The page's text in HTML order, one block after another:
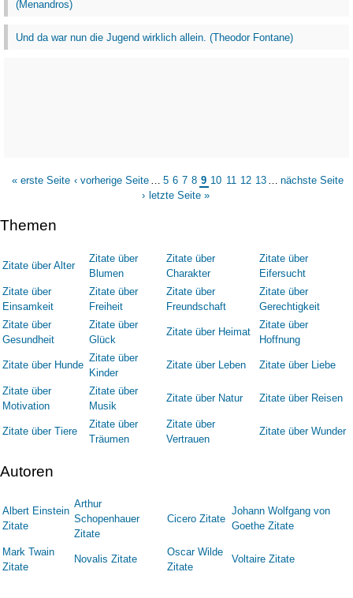
(Menandros)
Und da war nun die Jugend wirklich allein. (Theodor Fontane)
« erste Seite ‹ vorherige Seite … 5 6 7 8 9 10 11 12 13 … nächste Seite
› letzte Seite »
Themen
Zitate über Alter
Zitate über
Blumen
Zitate über
Charakter
Zitate über
Eifersucht
Zitate über
Einsamkeit
Zitate über
Freiheit
Zitate über
Freundschaft
Zitate über
Gerechtigkeit
Zitate über
Gesundheit
Zitate über
Glück
Zitate über Heimat
Zitate über
Hoffnung
Zitate über Hunde
Zitate über
Kinder
Zitate über Leben Zitate über Liebe
Zitate über
Motivation
Zitate über
Musik
Zitate über Natur Zitate über Reisen
Zitate über Tiere
Zitate über
Träumen
Zitate über
Vertrauen
Zitate über Wunder
Autoren
Albert Einstein
Zitate
Arthur
Schopenhauer
Zitate
Cicero Zitate
Johann Wolfgang von
Goethe Zitate
Mark Twain
Zitate
Novalis Zitate
Oscar Wilde
Zitate
Voltaire Zitate